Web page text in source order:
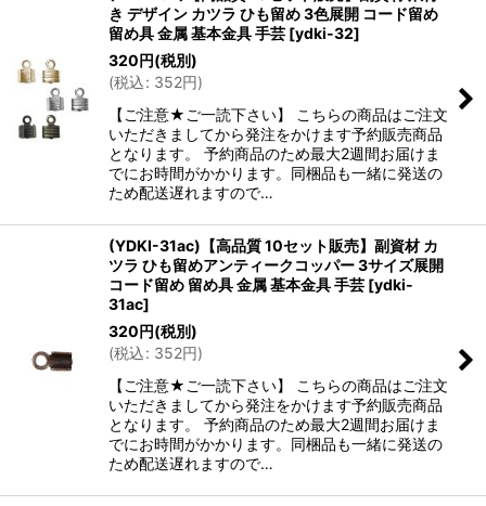
き デザイン カツラ ひも留め 3色展開 コード留め
留め具 金属 基本金具 手芸 [ydki-32]
320円(税別)
(税込: 352円)
【ご注意★ご一読下さい】 こちらの商品はご注文
いただきましてから発注をかけます予約販売商品
となります。 予約商品のため最大2週間お届けま
でにお時間がかかります。同梱品も一緒に発送の
ため配送遅れますので…
(YDKI-31ac)【高品質 10セット販売】副資材 カ
ツラ ひも留めアンティークコッパー 3サイズ展開
コード留め 留め具 金属 基本金具 手芸 [ydki-
31ac]
320円(税別)
(税込: 352円)
【ご注意★ご一読下さい】 こちらの商品はご注文
いただきましてから発注をかけます予約販売商品
となります。 予約商品のため最大2週間お届けま
でにお時間がかかります。同梱品も一緒に発送の
ため配送遅れますので…